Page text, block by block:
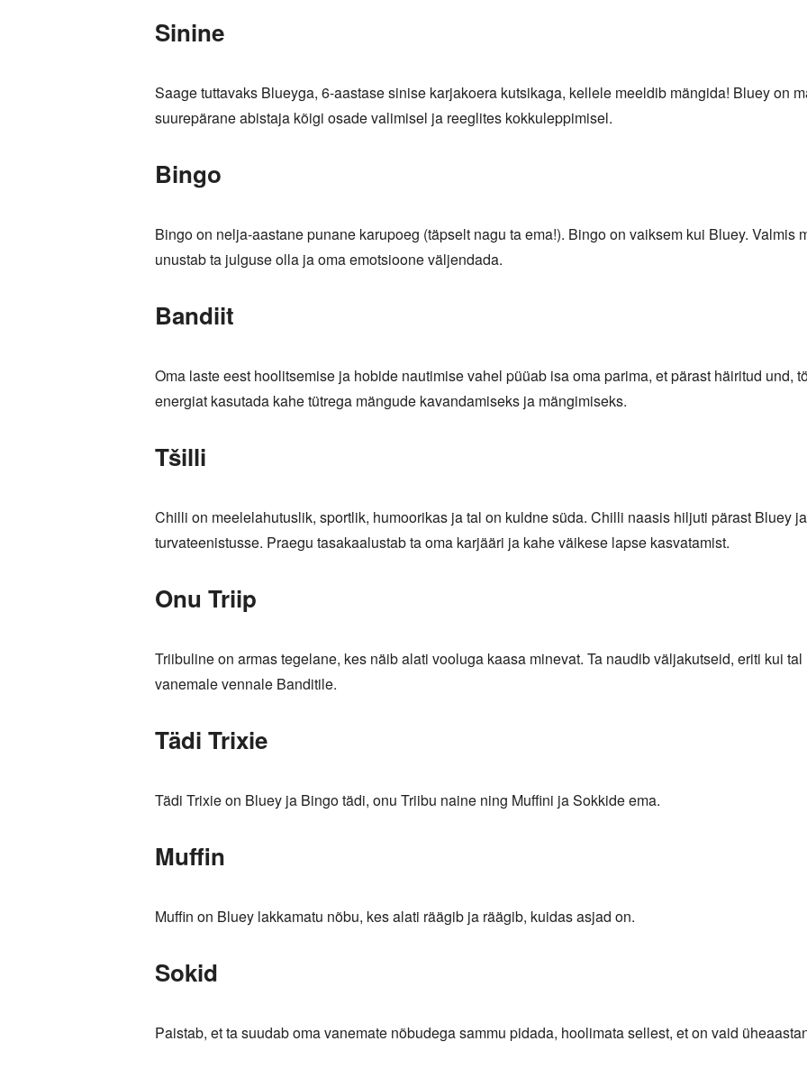
Sinine
Saage tuttavaks Blueyga, 6-aastase sinise karjakoera kutsikaga, kellele meeldib mängida! Bluey on
suurepärane abistaja kõigi osade valimisel ja reeglites kokkuleppimisel.
Bingo
Bingo on nelja-aastane punane karupoeg (täpselt nagu ta ema!). Bingo on vaiksem kui Bluey. Valmis
unustab ta julguse olla ja oma emotsioone väljendada.
Bandiit
Oma laste eest hoolitsemise ja hobide nautimise vahel püüab isa oma parima, et pärast häiritud und,
energiat kasutada kahe tütrega mängude kavandamiseks ja mängimiseks.
Tšilli
Chilli on meelelahutuslik, sportlik, humoorikas ja tal on kuldne süda. Chilli naasis hiljuti pärast Bluey
turvateenistusse. Praegu tasakaalustab ta oma karjääri ja kahe väikese lapse kasvatamist.
Onu Triip
Triibuline on armas tegelane, kes näib alati vooluga kaasa minevat. Ta naudib väljakutseid, eriti kui
vanemale vennale Banditile.
Tädi Trixie
Tädi Trixie on Bluey ja Bingo tädi, onu Triibu naine ning Muffini ja Sokkide ema.
Muffin
Muffin on Bluey lakkamatu nõbu, kes alati räägib ja räägib, kuidas asjad on.
Sokid
Paistab, et ta suudab oma vanemate nõbudega sammu pidada, hoolimata sellest, et on vaid